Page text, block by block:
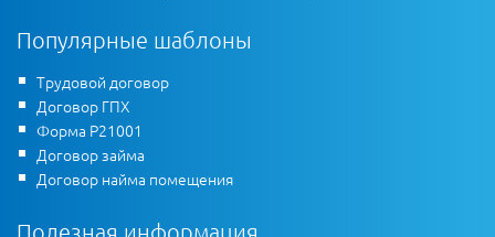
Популярные шаблоны
Трудовой договор
Договор ГПХ
Форма Р21001
Договор займа
Договор найма помещения
Полезная информация